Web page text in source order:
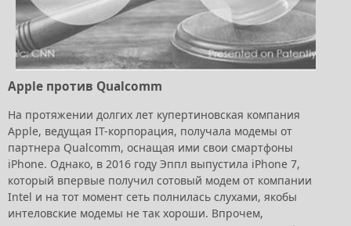
Apple против Qualcomm
На протяжении долгих лет купертиновская компания
Apple, ведущая IT-корпорация, получала модемы от
партнера Qualcomm, оснащая ими свои смартфоны
iPhone. Однако, в 2016 году Эппл выпустила iPhone 7,
который впервые получил сотовый модем от компании
Intel и на тот момент сеть полнилась слухами, якобы
интеловские модемы не так хороши. Впрочем,